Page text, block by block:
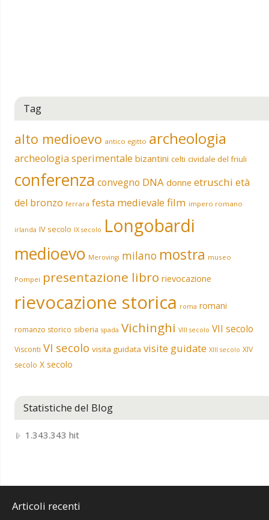
Tag
alto medioevo antico egitto archeologia
archeologia sperimentale bizantini celti cividale del friuli
conferenza convegno DNA donne etruschi età
del bronzo ferrara festa medievale film impero romano
irlanda IV secolo IX secolo Longobardi
medioevo Merovingi milano mostra museo
Pompei presentazione libro rievocazione
rievocazione storica roma romani
romanzo storico siberia spada Vichinghi VIII secolo VII secolo
Visconti VI secolo visita guidata visite guidate XIII secolo XIV
secolo X secolo
Statistiche del Blog
1.343.343 hit
Articoli recenti